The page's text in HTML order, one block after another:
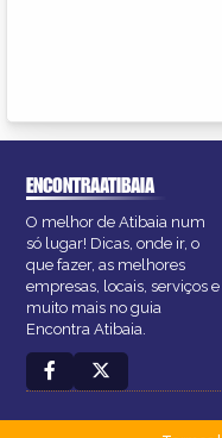
ENCONTRAATIBAIA
O melhor de Atibaia num
só lugar! Dicas, onde ir, o
que fazer, as melhores
empresas, locais, serviços e
muito mais no guia
Encontra Atibaia.